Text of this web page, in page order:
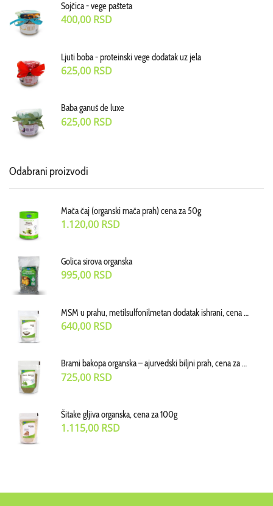
Sojčica - vege pašteta
400,00 RSD
Ljuti boba - proteinski vege dodatak uz jela
625,00 RSD
Baba ganuš de luxe
625,00 RSD
Odabrani proizvodi
Mača čaj (organski mača prah) cena za 50g
1.120,00 RSD
Golica sirova organska
995,00 RSD
MSM u prahu, metilsulfonilmetan dodatak ishrani, cena za 100g
640,00 RSD
Brami bakopa organska – ajurvedski biljni prah, cena za 70 g
725,00 RSD
Šitake gljiva organska, cena za 100g
1.115,00 RSD